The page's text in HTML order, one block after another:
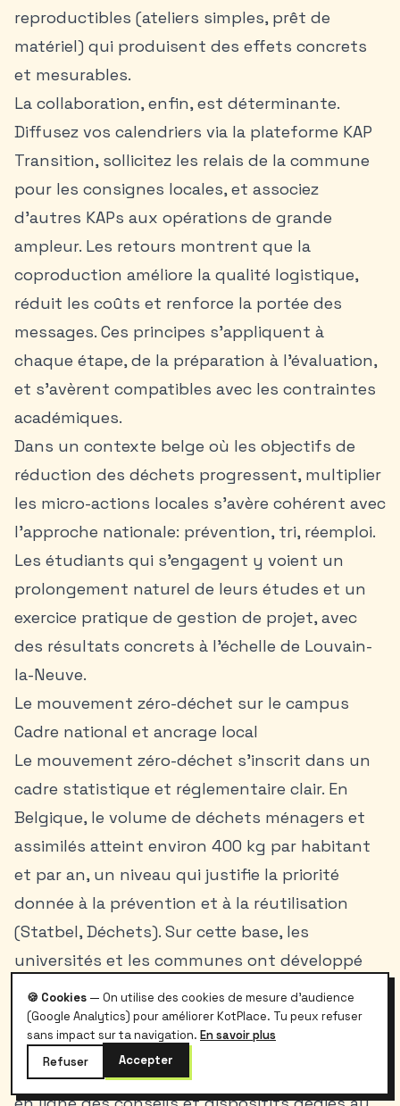
reproductibles (ateliers simples, prêt de
matériel) qui produisent des effets concrets
et mesurables.
La collaboration, enfin, est déterminante.
Diffusez vos calendriers via la plateforme KAP
Transition, sollicitez les relais de la commune
pour les consignes locales, et associez
d’autres KAPs aux opérations de grande
ampleur. Les retours montrent que la
coproduction améliore la qualité logistique,
réduit les coûts et renforce la portée des
messages. Ces principes s’appliquent à
chaque étape, de la préparation à l’évaluation,
et s’avèrent compatibles avec les contraintes
académiques.
Dans un contexte belge où les objectifs de
réduction des déchets progressent, multiplier
les micro-actions locales s’avère cohérent avec
l’approche nationale: prévention, tri, réemploi.
Les étudiants qui s’engagent y voient un
prolongement naturel de leurs études et un
exercice pratique de gestion de projet, avec
des résultats concrets à l’échelle de Louvain-
la-Neuve.
Le mouvement zéro-déchet sur le campus
Cadre national et ancrage local
Le mouvement zéro-déchet s’inscrit dans un
cadre statistique et réglementaire clair. En
Belgique, le volume de déchets ménagers et
assimilés atteint environ 400 kg par habitant
et par an, un niveau qui justifie la priorité
donnée à la prévention et à la réutilisation
(Statbel, Déchets). Sur cette base, les
universités et les communes ont développé
des stratégies conjointes: réduction à la
source, tri affiné, soutien aux filières locales de
réemploi.
À Ottignies-Louvain-la-Neuve, la commune met
🍪 Cookies — On utilise des cookies de mesure d'audience
(Google Analytics) pour améliorer KotPlace. Tu peux refuser
sans impact sur ta navigation. En savoir plus
Refuser
Accepter